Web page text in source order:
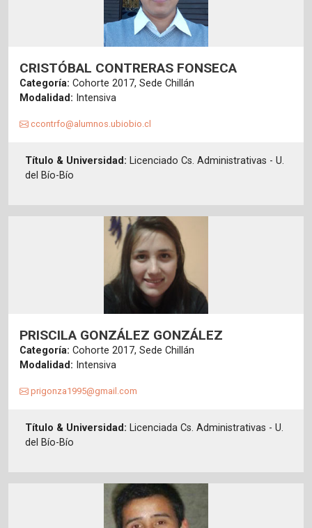
CRISTÓBAL CONTRERAS FONSECA
Categoría: Cohorte 2017, Sede Chillán
Modalidad: Intensiva
ccontrfo@alumnos.ubiobio.cl
Título & Universidad: Licenciado Cs. Administrativas - U.
del Bío-Bío
PRISCILA GONZÁLEZ GONZÁLEZ
Categoría: Cohorte 2017, Sede Chillán
Modalidad: Intensiva
prigonza1995@gmail.com
Título & Universidad: Licenciada Cs. Administrativas - U.
del Bío-Bío